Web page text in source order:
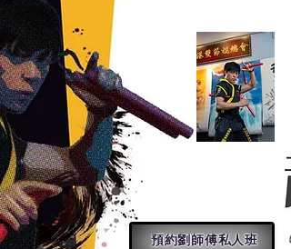
預約劉師傅私人班